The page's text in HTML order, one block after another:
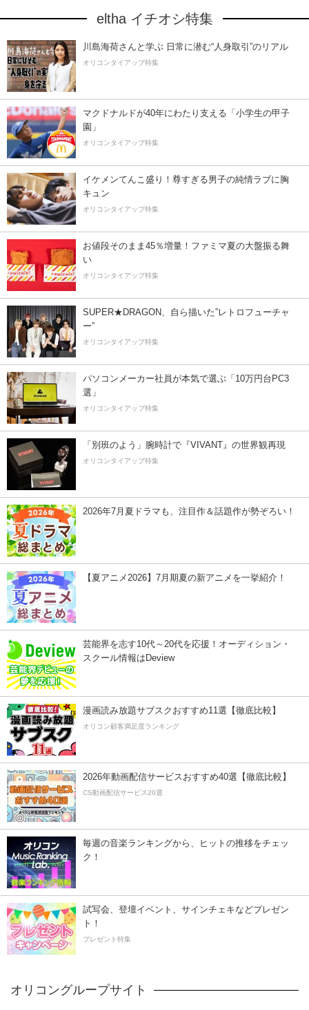
eltha イチオシ特集
川島海荷さんと学ぶ 日常に潜む“人身取引”のリアル
オリコンタイアップ特集
マクドナルドが40年にわたり支える「小学生の甲子
園」
オリコンタイアップ特集
イケメンてんこ盛り！尊すぎる男子の純情ラブに胸
キュン
オリコンタイアップ特集
お値段そのまま45％増量！ファミマ夏の大盤振る舞
い
オリコンタイアップ特集
SUPER★DRAGON、自ら描いた”レトロフューチャ
ー”
オリコンタイアップ特集
パソコンメーカー社員が本気で選ぶ「10万円台PC3
選」
オリコンタイアップ特集
「別班のよう」腕時計で『VIVANT』の世界観再現
オリコンタイアップ特集
2026年7月夏ドラマも、注目作＆話題作が勢ぞろい！
【夏アニメ2026】7月期夏の新アニメを一挙紹介！
芸能界を志す10代～20代を応援！オーディション・
スクール情報はDeview
漫画読み放題サブスクおすすめ11選【徹底比較】
オリコン顧客満足度ランキング
2026年動画配信サービスおすすめ40選【徹底比較】
CS動画配信サービス20選
毎週の音楽ランキングから、ヒットの推移をチェッ
ク！
試写会、登壇イベント、サインチェキなどプレゼン
ト！
プレゼント特集
オリコングループサイト